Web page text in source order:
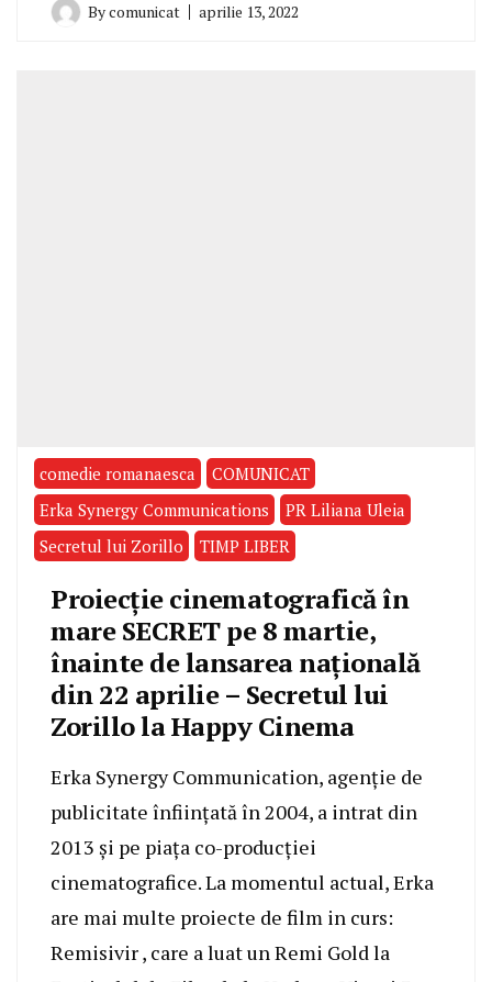
Bycomunicat aprilie 13, 2022
comedie romanaesca
COMUNICAT
Erka Synergy Communications
PR Liliana Uleia
Secretul lui Zorillo
TIMP LIBER
Proiecție cinematografică în
mare SECRET pe 8 martie,
înainte de lansarea națională
din 22 aprilie – Secretul lui
Zorillo la Happy Cinema
Erka Synergy Communication, agenție de
publicitate înființată în 2004, a intrat din
2013 și pe piața co-producției
cinematografice. La momentul actual, Erka
are mai multe proiecte de film in curs:
Remisivir , care a luat un Remi Gold la